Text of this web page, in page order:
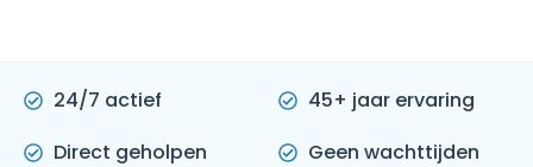
24/7 actief
45+ jaar ervaring
Direct geholpen
Geen wachttijden